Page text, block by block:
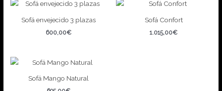
Sofá envejecido 3 plazas
600,00€
Sofá Confort
1.015,00€
Sofá Mango Natural